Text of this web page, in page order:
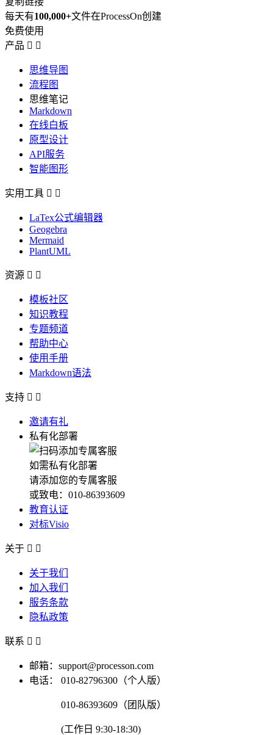
每天有100,000+文件在ProcessOn创建
免费使用
产品  
思维导图
流程图
思维笔记
Markdown
在线白板
原型设计
API服务
智能图形
实用工具  
LaTex公式编辑器
Geogebra
Mermaid
PlantUML
资源  
模板社区
知识教程
专题频道
帮助中心
使用手册
Markdown语法
支持  
邀请有礼
私有化部署
如需私有化部署
请添加您的专属客服
或致电：010-86393609
教育认证
对标Visio
关于  
关于我们
加入我们
服务条款
隐私政策
联系  
邮箱：support@processon.com
电话：
010-82796300（个人版）
010-86393609（团队版）
(工作日 9:30-18:30)